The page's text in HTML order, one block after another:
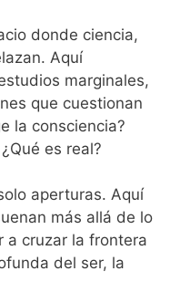
donde ciencia,
Aquí
marginales,
que cuestionan
la consciencia?
es real?
aperturas. Aquí
más allá de lo
a cruzar la frontera
del ser, la